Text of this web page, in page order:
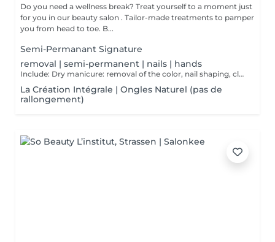
Do you need a wellness break? Treat yourself to a moment just
for you in our beauty salon . Tailor-made treatments to pamper
you from head to toe. B...
Semi-Permanant Signature
removal | semi-permanent | nails | hands
Include: Dry manicure: removal of the color, nail shaping, cleaning of the cuticle and to finish a massage of the hands at the end of the dry manicure and possibly cover them with a strengthening varnish at the end.
La Création Intégrale | Ongles Naturel (pas de
rallongement)